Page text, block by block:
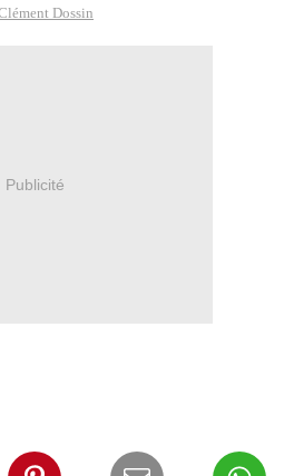
Dossin
Publicité